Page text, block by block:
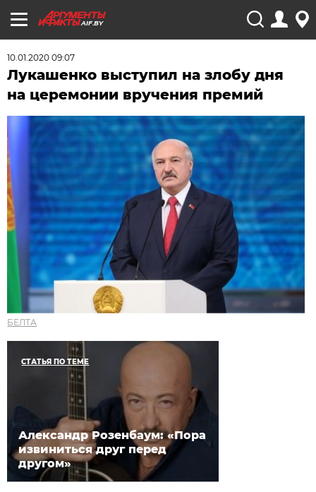
AIF.BY
10.01.2020 09:07
Лукашенко выступил на злобу дня
на церемонии вручения премий
БЕЛТА
СТАТЬЯ ПО ТЕМЕ
Александр Розенбаум: «Пора
извиниться друг перед
другом»